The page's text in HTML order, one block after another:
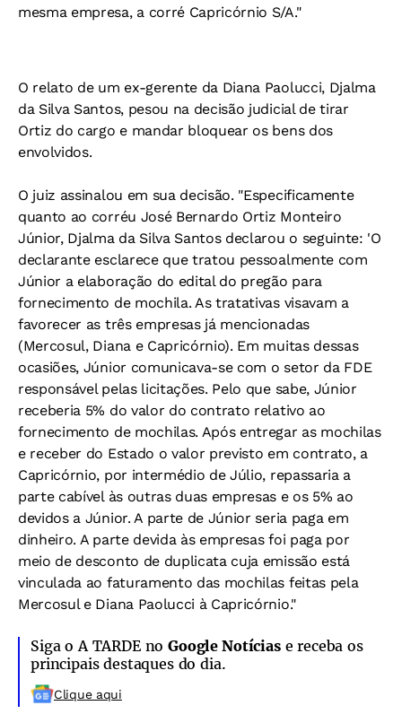
mesma empresa, a corré Capricórnio S/A."
O relato de um ex-gerente da Diana Paolucci, Djalma
da Silva Santos, pesou na decisão judicial de tirar
Ortiz do cargo e mandar bloquear os bens dos
envolvidos.
O juiz assinalou em sua decisão. "Especificamente
quanto ao corréu José Bernardo Ortiz Monteiro
Júnior, Djalma da Silva Santos declarou o seguinte: 'O
declarante esclarece que tratou pessoalmente com
Júnior a elaboração do edital do pregão para
fornecimento de mochila. As tratativas visavam a
favorecer as três empresas já mencionadas
(Mercosul, Diana e Capricórnio). Em muitas dessas
ocasiões, Júnior comunicava-se com o setor da FDE
responsável pelas licitações. Pelo que sabe, Júnior
receberia 5% do valor do contrato relativo ao
fornecimento de mochilas. Após entregar as mochilas
e receber do Estado o valor previsto em contrato, a
Capricórnio, por intermédio de Júlio, repassaria a
parte cabível às outras duas empresas e os 5% ao
devidos a Júnior. A parte de Júnior seria paga em
dinheiro. A parte devida às empresas foi paga por
meio de desconto de duplicata cuja emissão está
vinculada ao faturamento das mochilas feitas pela
Mercosul e Diana Paolucci à Capricórnio."
Siga o A TARDE noGoogle Notíciase receba os
principais destaques do dia.
Clique aqui